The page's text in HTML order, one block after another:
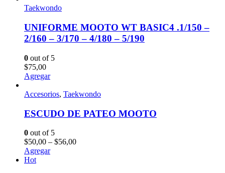
Taekwondo
UNIFORME MOOTO WT BASIC4 .1/150 –
2/160 – 3/170 – 4/180 – 5/190
0 out of 5
$75,00
Agregar
Accesorios, Taekwondo
ESCUDO DE PATEO MOOTO
0 out of 5
$50,00 – $56,00
Agregar
Hot